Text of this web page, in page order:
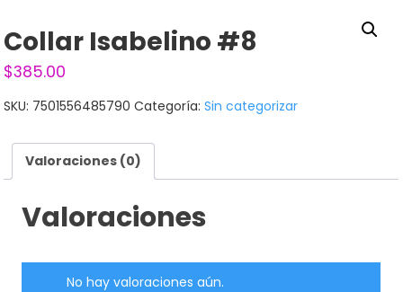
Collar Isabelino #8
$385.00
SKU: 7501556485790 Categoría:Sin categorizar
Valoraciones (0)
Valoraciones
No hay valoraciones aún.